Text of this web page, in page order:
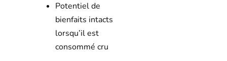
Potentiel de
bienfaits intacts
lorsqu’il est
consommé cru